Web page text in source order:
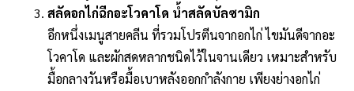
สลัดอกไก่ฉีกอะโวคาโด น้ำสลัดบัลซามิก
อีกหนึ่งเมนูสายคลีน ที่รวมโปรตีนจากอกไก่ ไขมันดีจากอะ
โวคาโด และผักสดหลากชนิดไว้ในจานเดียว เหมาะสำหรับ
มื้อกลางวันหรือมื้อเบาหลังออกกำลังกาย เพียงย่างอกไก่